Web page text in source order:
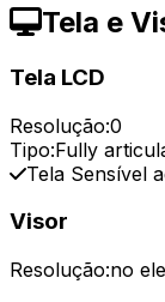
Tela e
Tela LCD
Resolução:0
Tipo:Fully
Tela Sensível
Visor
Resolução:no